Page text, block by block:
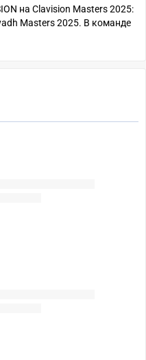
на Clavision Masters 2025:
Masters 2025. В команде